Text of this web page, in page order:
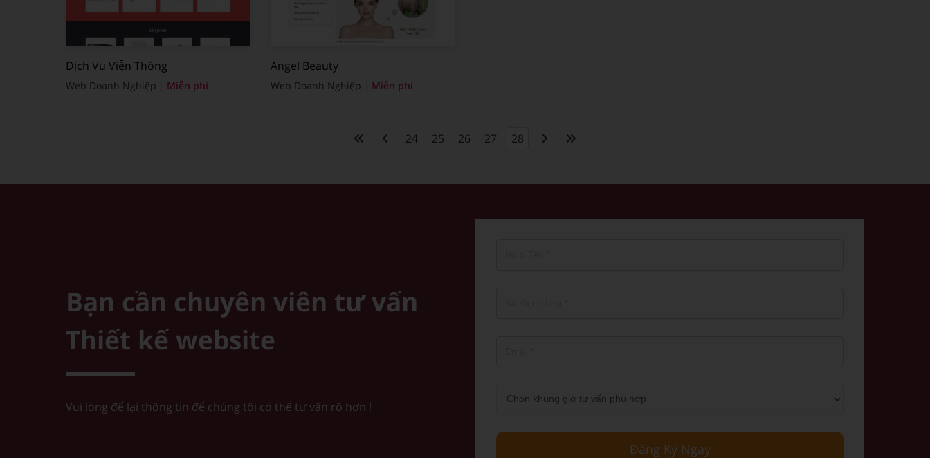
Dịch Vụ Viễn Thông
Web Doanh Nghiệp Miễn phí
Angel Beauty
Web Doanh Nghiệp Miễn phí
24 25 26 27 28
Bạn cần chuyên viên tư vấn
Thiết kế website
Vui lòng để lại thông tin để chúng tôi có thể tư vấn rõ hơn !
Đăng Ký Ngay